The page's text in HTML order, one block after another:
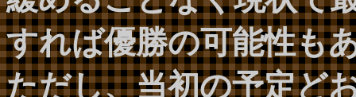
すれば優勝の可能性も
ただし、当初の予定ど